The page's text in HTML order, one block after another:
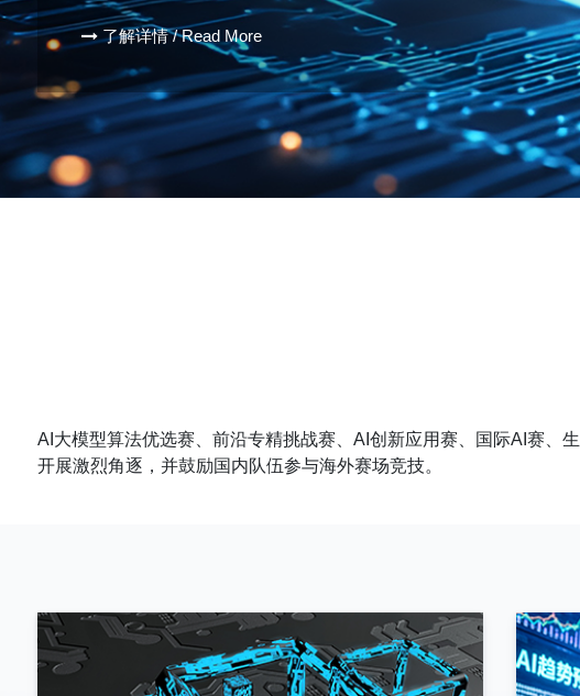
了解详情 / Read More
AI大模型算法优选赛、前沿专精挑战赛、AI创新应用赛、国际AI赛、
开展激烈⻆逐，并鼓励国内队伍参与海外赛场竞技。